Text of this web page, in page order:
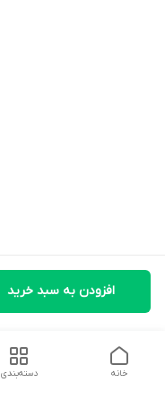
افزودن به سبد خرید
دسته‌بندی خانه